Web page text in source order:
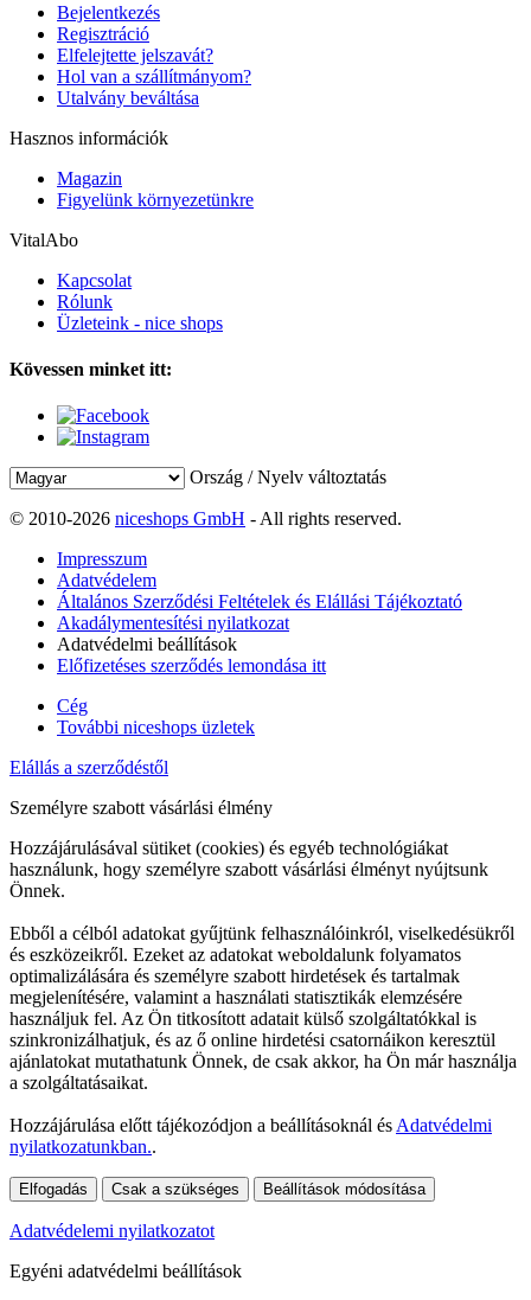
Bejelentkezés
Regisztráció
Elfelejtette jelszavát?
Hol van a szállítmányom?
Utalvány beváltása
Hasznos információk
Magazin
Figyelünk környezetünkre
VitalAbo
Kapcsolat
Rólunk
Üzleteink - nice shops
Kövessen minket itt:
Ország / Nyelv változtatás
© 2010-2026 niceshops GmbH - All rights reserved.
Impresszum
Adatvédelem
Általános Szerződési Feltételek és Elállási Tájékoztató
Akadálymentesítési nyilatkozat
Adatvédelmi beállítások
Előfizetéses szerződés lemondása itt
Cég
További niceshops üzletek
Elállás a szerződéstől
Személyre szabott vásárlási élmény
Hozzájárulásával sütiket (cookies) és egyéb technológiákat
használunk, hogy személyre szabott vásárlási élményt nyújtsunk
Önnek.
Ebből a célból adatokat gyűjtünk felhasználóinkról, viselkedésükről
és eszközeikről. Ezeket az adatokat weboldalunk folyamatos
optimalizálására és személyre szabott hirdetések és tartalmak
megjelenítésére, valamint a használati statisztikák elemzésére
használjuk fel. Az Ön titkosított adatait külső szolgáltatókkal is
szinkronizálhatjuk, és az ő online hirdetési csatornáikon keresztül
ajánlatokat mutathatunk Önnek, de csak akkor, ha Ön már használja
a szolgáltatásaikat.
Hozzájárulása előtt tájékozódjon a beállításoknál és Adatvédelmi
nyilatkozatunkban..
Elfogadás Csak a szükséges Beállítások módosítása
Adatvédelemi nyilatkozatot
Egyéni adatvédelmi beállítások